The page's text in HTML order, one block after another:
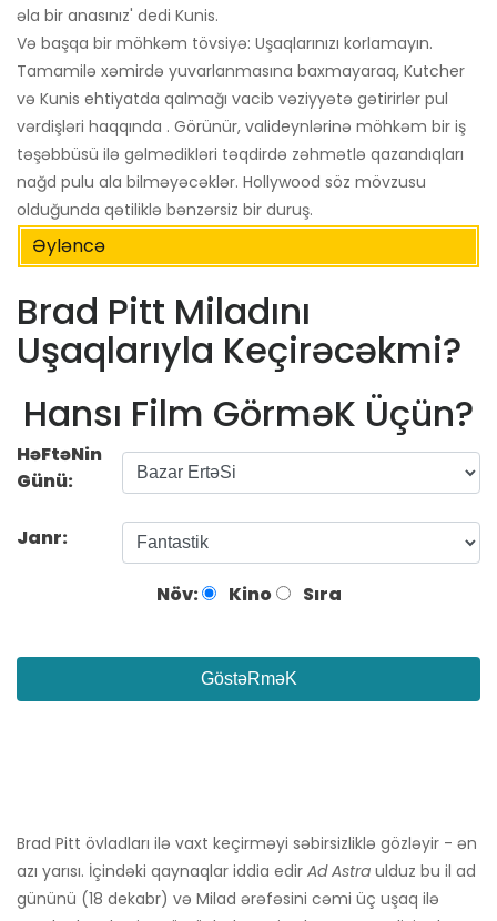
əla bir anasınız' dedi Kunis.
Və başqa bir möhkəm tövsiyə: Uşaqlarınızı korlamayın.
Tamamilə xəmirdə yuvarlanmasına baxmayaraq, Kutcher
və Kunis ehtiyatda qalmağı vacib vəziyyətə gətirirlər pul
vərdişləri haqqında . Görünür, valideynlərinə möhkəm bir iş
təşəbbüsü ilə gəlmədikləri təqdirdə zəhmətlə qazandıqları
nağd pulu ala bilməyəcəklər. Hollywood söz mövzusu
olduğunda qətiliklə bənzərsiz bir duruş.
Əyləncə
Brad Pitt Miladını
Uşaqlarıyla Keçirəcəkmi?
Hansı Film GörməK Üçün?
HəFtəNin
Günü:
Janr:
Növ: Kino Sıra
GöstəRməK
Brad Pitt övladları ilə vaxt keçirməyi səbirsizliklə gözləyir - ən
azı yarısı. İçindəki qaynaqlar iddia edir Ad Astra ulduz bu il ad
gününü (18 dekabr) və Milad ərəfəsini cəmi üç uşaq ilə